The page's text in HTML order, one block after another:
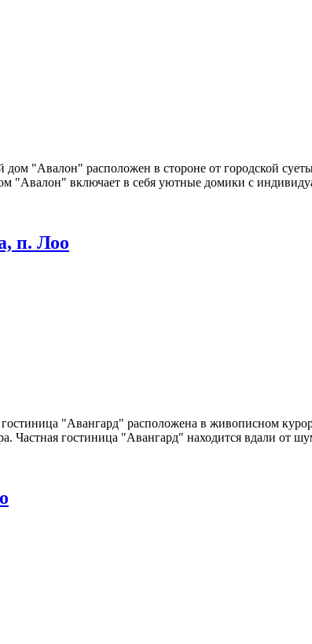
дом "Авалон" расположен в стороне от городской
"Авалон" включает в себя уютные домики с
п. Лоо
гостиница "Авангард" расположена в живописном
Частная гостиница "Авангард" находится вдали от